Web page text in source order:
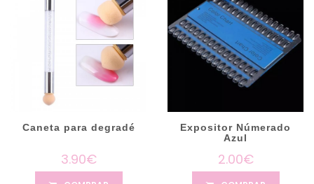
Caneta para degradé
3.90€
Expositor Númerado
Azul
2.00€